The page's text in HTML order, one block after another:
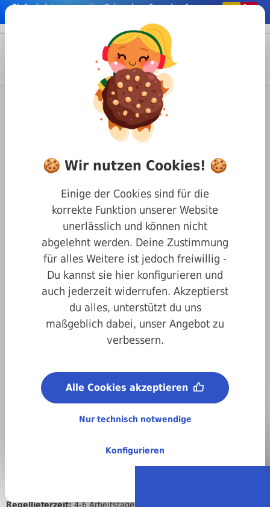
springen
Einfach& bequem onlineSchrauben & co. kaufen
Anmelden
Befestigungstechnik
Schrauben
DIN 603 Schloßschrauben mit Vierkantansatz
Schloßschrauben
m.Vierkantansatz DIN 603
stzahl verzinkt M10 x 280
4700603100280
Metrisches ISO-Gewinde (M):
Regellieferzeit:4-6 Arbeitstage
🍪 Wir nutzen Cookies! 🍪
Einige der Cookies sind für die
korrekte Funktion unserer Website
unerlässlich und können nicht
abgelehnt werden. Deine Zustimmung
für alles Weitere ist jedoch freiwillig -
Du kannst sie hier konfigurieren und
auch jederzeit widerrufen. Akzeptierst
du alles, unterstützt du uns
maßgeblich dabei, unser Angebot zu
verbessern.
Alle Cookies akzeptieren
Nur technisch notwendige
Konfigurieren